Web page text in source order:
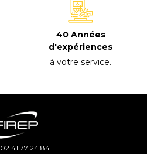
40 Années
d'expériences
à votre service.
02 41 77 24 84